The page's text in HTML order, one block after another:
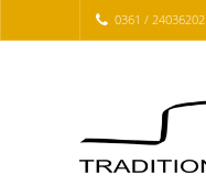
0361 / 24036202